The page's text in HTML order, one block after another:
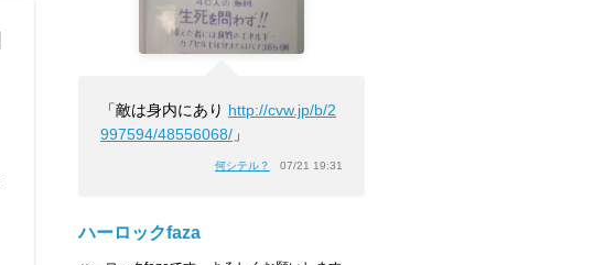
「敵は身内にあり http://cvw.jp/b/2
997594/48556068/ 」
何シテル？ 07/21 19:31
ハーロックfaza